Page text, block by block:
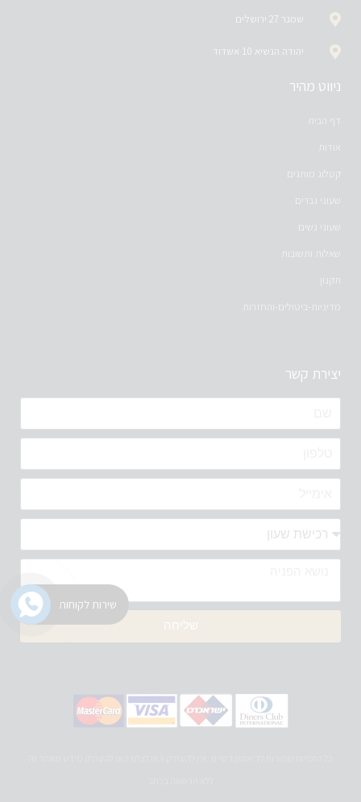
שמגר 27 ירושלים
יהודה הנשיא 10 אשדוד
ניווט מהיר
דף הבית
אודות
קטלוג מותגים
שעוני גברים
שעוני נשים
שאלות ותשובות
תקנון
מדיניות-ביטולים-והחזרות
יצירת קשר
שליחה
שירות לקוחות